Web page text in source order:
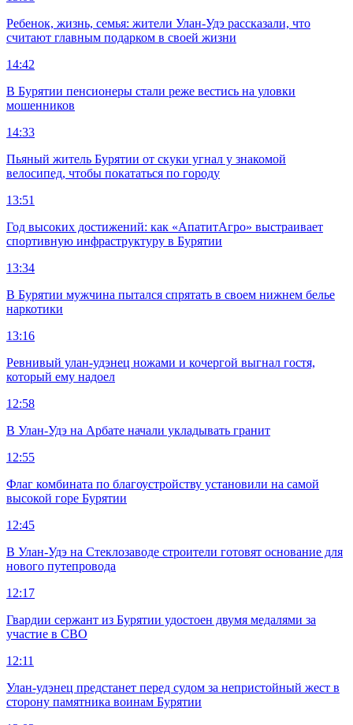
Ребенок, жизнь, семья: жители Улан-Удэ рассказали, что
считают главным подарком в своей жизни
14:42
В Бурятии пенсионеры стали реже вестись на уловки
мошенников
14:33
Пьяный житель Бурятии от скуки угнал у знакомой
велосипед, чтобы покататься по городу
13:51
Год высоких достижений: как «АпатитАгро» выстраивает
спортивную инфраструктуру в Бурятии
13:34
В Бурятии мужчина пытался спрятать в своем нижнем белье
наркотики
13:16
Ревнивый улан-удэнец ножами и кочергой выгнал гостя,
который ему надоел
12:58
В Улан-Удэ на Арбате начали укладывать гранит
12:55
Флаг комбината по благоустройству установили на самой
высокой горе Бурятии
12:45
В Улан-Удэ на Стеклозаводе строители готовят основание для
нового путепровода
12:17
Гвардии сержант из Бурятии удостоен двумя медалями за
участие в СВО
12:11
Улан-удэнец предстанет перед судом за непристойный жест в
сторону памятника воинам Бурятии